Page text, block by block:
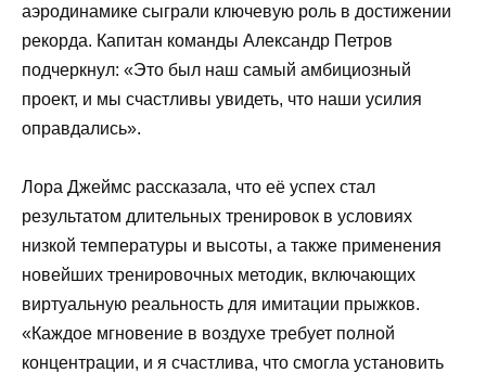
аэродинамике сыграли ключевую роль в достижении
рекорда. Капитан команды Александр Петров
подчеркнул: «Это был наш самый амбициозный
проект, и мы счастливы увидеть, что наши усилия
оправдались».
Лора Джеймс рассказала, что её успех стал
результатом длительных тренировок в условиях
низкой температуры и высоты, а также применения
новейших тренировочных методик, включающих
виртуальную реальность для имитации прыжков.
«Каждое мгновение в воздухе требует полной
концентрации, и я счастлива, что смогла установить